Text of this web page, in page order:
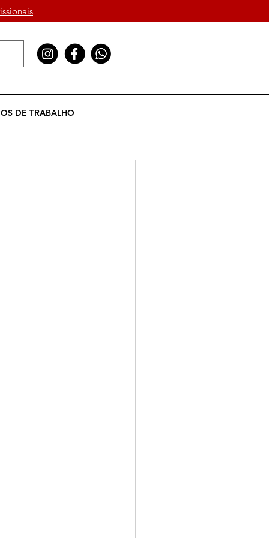
DE TRABALHO